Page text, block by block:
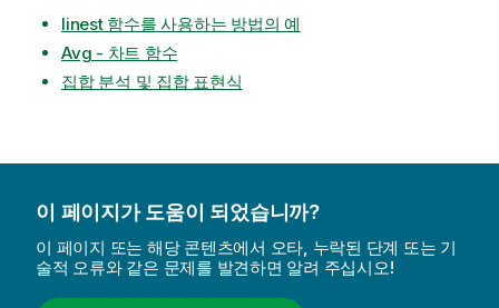
linest 함수를 사용하는 방법의 예
Avg - 차트 함수
집합 분석 및 집합 표현식
이 페이지가 도움이 되었습니까?
이 페이지 또는 해당 콘텐츠에서 오타, 누락된 단계 또는 기
술적 오류와 같은 문제를 발견하면 알려 주십시오!